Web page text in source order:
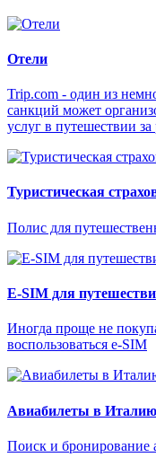
Отели
Trip.com - один из
санкций может
услуг в путешествии
Туристическая
Полис для
E-SIM для
Иногда проще не
воспользоваться e-SIM
Авиабилеты в Италию
Поиск и бронирование